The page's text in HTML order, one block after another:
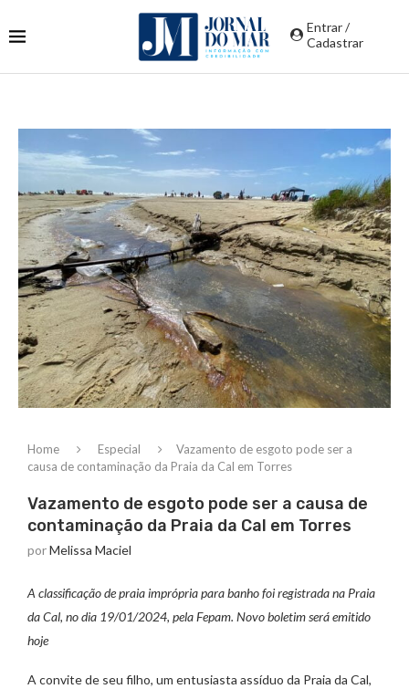
Entrar /
Cadastrar
Home Especial
Vazamento de esgoto pode ser a
causa de contaminação da Praia da Cal em Torres
Vazamento de esgoto pode ser a causa de
contaminação da Praia da Cal em Torres
porMelissa Maciel
A classificação de praia imprópria para banho foi registrada na Praia
da Cal, no dia 19/01/2024, pela Fepam. Novo boletim será emitido
hoje
A convite de seu filho, um entusiasta assíduo da Praia da Cal,